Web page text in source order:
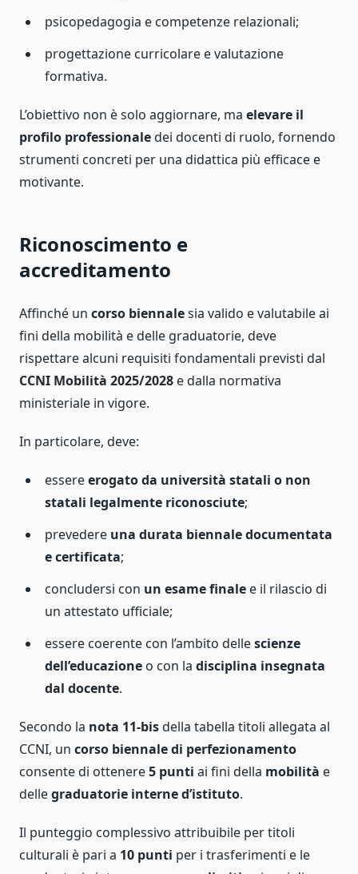
psicopedagogia e competenze relazionali;
progettazione curricolare e valutazione
formativa.
L’obiettivo non è solo aggiornare, ma elevare il
profilo professionaledei docenti di ruolo, fornendo
strumenti concreti per una didattica più efficace e
motivante.
Riconoscimento e
accreditamento
Affinché un corso biennalesia valido e valutabile ai
fini della mobilità e delle graduatorie, deve
rispettare alcuni requisiti fondamentali previsti dal
CCNI Mobilità 2025/2028 e dalla normativa
ministeriale in vigore.
In particolare, deve:
essereerogato da università statali o non
statali legalmente riconosciute;
prevedere una durata biennale documentata
e certificata;
concludersi con un esame finale e il rilascio di
un attestato ufficiale;
essere coerente con l’ambito dellescienze
dell’educazione o con la disciplina insegnata
dal docente.
Secondo la nota 11-bisdella tabella titoli allegata al
CCNI, un corso biennale di perfezionamento
consente di ottenere5 punti ai fini della mobilità e
dellegraduatorie interne d’istituto.
Il punteggio complessivo attribuibile per titoli
culturali è pari a 10 punti per i trasferimenti e le